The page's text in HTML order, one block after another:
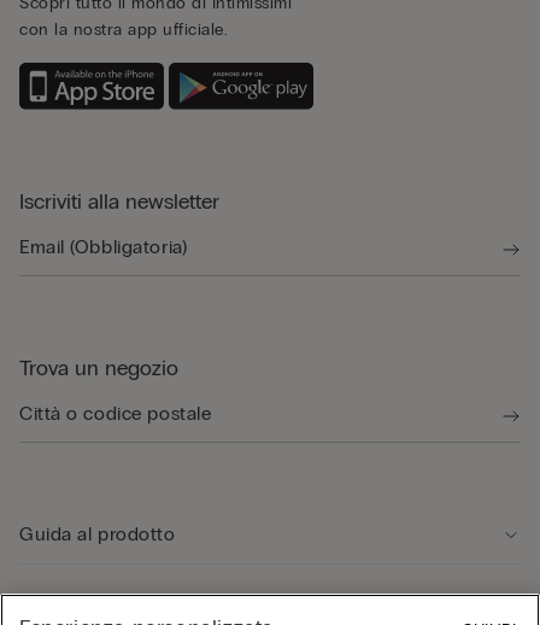
con la nostra app ufficiale.
Iscriviti alla newsletter
Trova un negozio
Guida al prodotto